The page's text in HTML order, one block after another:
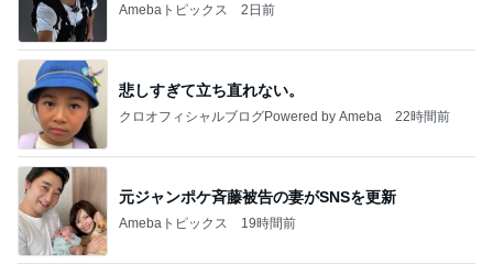
Amebaトピックス 2日前
悲しすぎて立ち直れない。
クロオフィシャルブログPowered by Ameba 22時間前
元ジャンポケ斉藤被告の妻がSNSを更新
Amebaトピックス 19時間前